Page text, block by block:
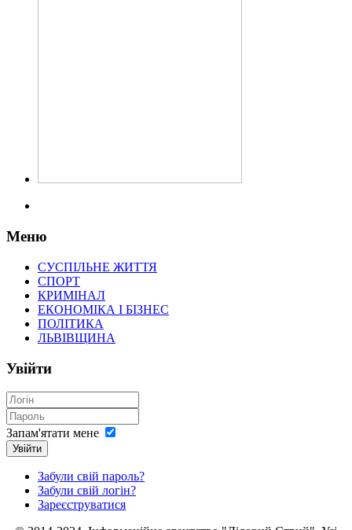
Меню
СУСПІЛЬНЕ ЖИТТЯ
СПОРТ
КРИМІНАЛ
ЕКОНОМІКА І БІЗНЕС
ПОЛІТИКА
ЛЬВІВЩИНА
Увійти
Запам'ятати мене
Увійти
Забули свій пароль?
Забули свій логін?
Зареєструватися